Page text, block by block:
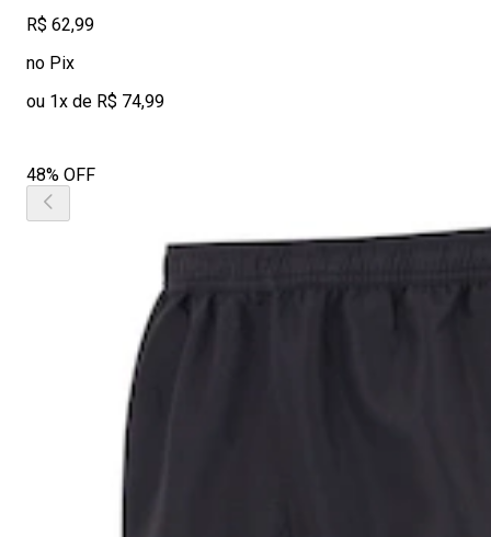
R$ 62,99
no Pix
ou 1x de R$ 74,99
48% OFF